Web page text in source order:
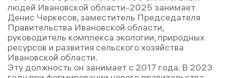
людей Ивановской области-2025 занимает
Денис Черкесов, заместитель Председателя
Правительства Ивановской области,
руководитель комплекса экологии, природных
ресурсов и развития сельского хозяйства
Ивановской области.
Эту должность он занимает с 2017 года. В 2023